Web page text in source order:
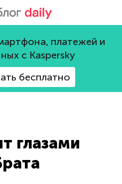
Касперского
платежей и
с Kaspersky
бесплатно
глазами